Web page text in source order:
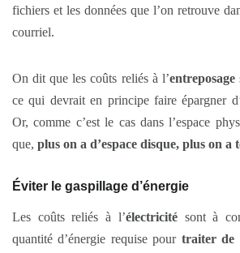
fichiers et les données que l’on retrouve
courriel.
On dit que les coûts reliés à l’entreposage
ce qui devrait en principe faire épargner
Or, comme c’est le cas dans l’espace
que, plus on a d’espace disque, plus on a
Éviter le gaspillage d’énergie
Les coûts reliés à l’électricitésont à
quantité d’énergie requise pour traiter de